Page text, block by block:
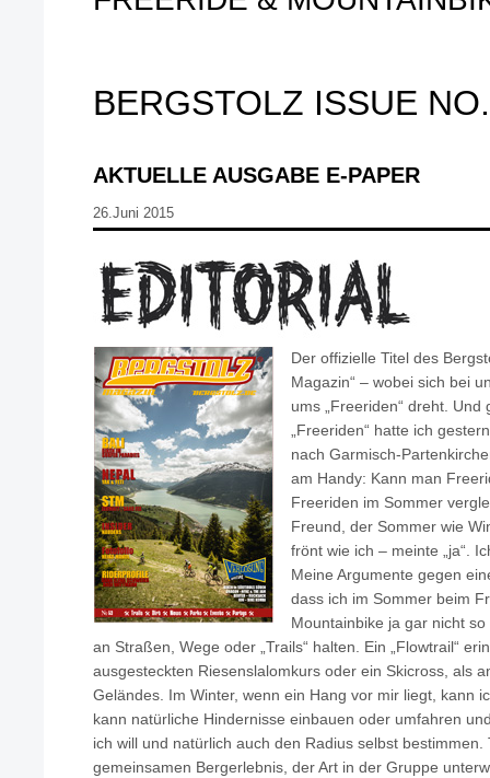
BERGSTOLZ ISSUE
AKTUELLE AUSGABE E-PAPER
26.Juni 2015
Der offizielle Titel des
Magazin“ – wobei sich bei
ums „Freeriden“ dreht.
„Freeriden“ hatte ich
nach Garmisch-
am Handy: Kann man
Freeriden im Sommer
Freund, der Sommer wie
frönt wie ich – meinte „ja“.
Meine Argumente gegen
dass ich im Sommer beim
Mountainbike ja gar nicht
an Straßen, Wege oder „Trails“ halten. Ein „Flowtrail“
ausgesteckten Riesenslalomkurs oder ein Skicross, als
Geländes. Im Winter, wenn ein Hang vor mir liegt, kann
kann natürliche Hindernisse einbauen oder umfahren
ich will und natürlich auch den Radius selbst
gemeinsamen Bergerlebnis, der Art in der Gruppe